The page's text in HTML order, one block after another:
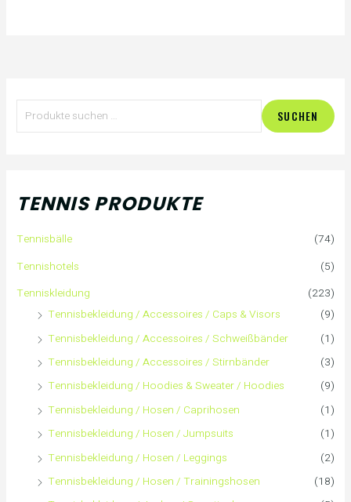
n
SUCHEN
TENNIS PRODUKTE
Tennisbälle
(74)
Tennishotels
(5)
Tenniskleidung
(223)
Tennisbekleidung / Accessoires / Caps & Visors
(9)
Tennisbekleidung / Accessoires / Schweißbänder
(1)
Tennisbekleidung / Accessoires / Stirnbänder
(3)
Tennisbekleidung / Hoodies & Sweater / Hoodies
(9)
Tennisbekleidung / Hosen / Caprihosen
(1)
Tennisbekleidung / Hosen / Jumpsuits
(1)
Tennisbekleidung / Hosen / Leggings
(2)
Tennisbekleidung / Hosen / Trainingshosen
(18)